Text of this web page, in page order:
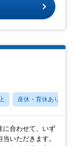
産休・育休あり
に合わせて、いず
いただきます。